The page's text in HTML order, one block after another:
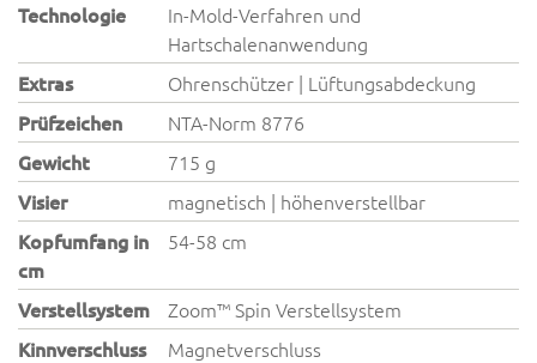
Technologie
In-Mold-Verfahren und
Hartschalenanwendung
Extras
Ohrenschützer | Lüftungsabdeckung
Prüfzeichen
NTA-Norm 8776
Gewicht
715 g
Visier
magnetisch | höhenverstellbar
Kopfumfang in
cm
54-58 cm
Verstellsystem
Zoom™ Spin Verstellsystem
Kinnverschluss
Magnetverschluss